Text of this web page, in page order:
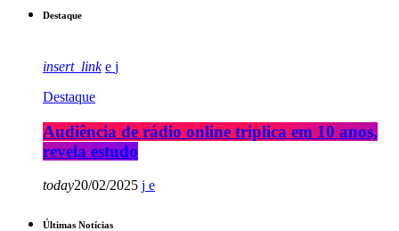
Destaque
insert_link
Destaque
Audiência de rádio online triplica em 10 anos,
revela estudo
today20/02/2025
Últimas Notícias